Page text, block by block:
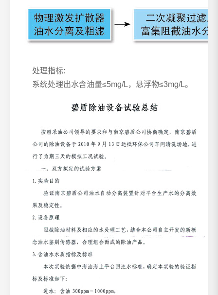
处理指标:
系统处理出水含油量≤5mg/L，悬浮物≤3mg/L。